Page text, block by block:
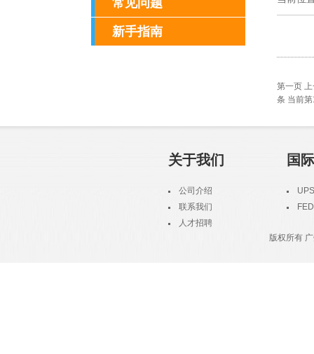
常见问题
新手指南
第一页
条 当前
关于我们
公司介绍
联系我们
人才招聘
国
UPS
版权所有